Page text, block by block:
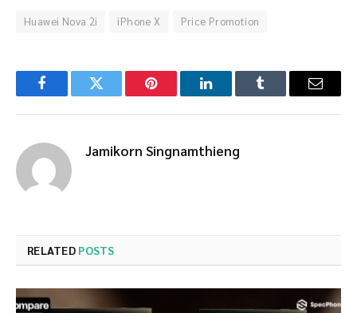
Huawei Nova 2i iPhone X Price Promotion
FacebookTwitter Pinterest LinkedInTumblr Email
Jamikorn Singnamthieng
RELATED POSTS